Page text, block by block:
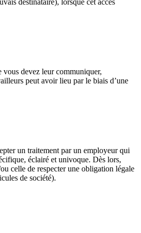
destinataire), lorsque cet accès
vous devez leur communiquer,
peut avoir lieu par le biais d’une
un traitement par un employeur qui
éclairé et univoque. Dès lors,
celle de respecter une obligation légale
de société).